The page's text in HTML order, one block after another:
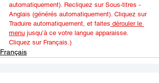
automatiquement). Recliquez sur Sous-titres -
Anglais (générés automatiquement). Cliquez sur
Traduire automatiquement, et faites dérouler le
menu jusqu’à ce votre langue apparaisse.
Cliquez sur Français.)
Français